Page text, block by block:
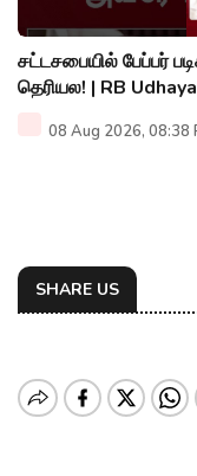
சட்டசபையில் பேப்பர்
தெரியல! | RB
08 Aug 2026, 08:38
SHARE US